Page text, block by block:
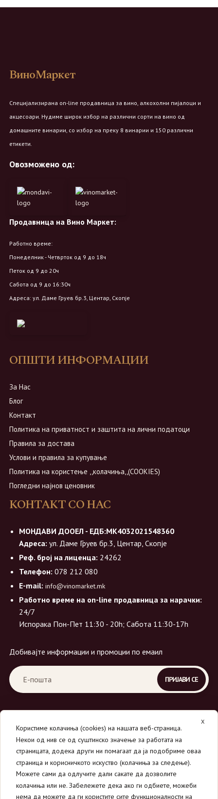
ВиноМаркет
Специјализирана on-line продавница за вино, алкохолни пијалоци и
акцесоари. Нудиме широк избор на различни сорти на вино од
домашните винарии, со избор на преку 8 винарии и 150 различни
етикети.
Овозможено од:
Продавница на Вино Маркет:
Работно време:
Понеделник - Четврток од 9 до 18ч
Петок од 9 до 20ч
Сабота од 9 до 16:30ч
Адреса: ул. Даме Груев бр.3, Центар, Скопје
ОПШТИ ИНФОРМАЦИИ
За Нас
Блог
Контакт
Политика на приватност и заштита на лични податоци
Правила за достава
Услови и правила за купување
Политика на користење ,,колачиња,,(COOKIES)
Погледни најнов ценовник
КОНТАКТ СО НАС
МОНДАВИ ДООЕЛ - ЕДБ:МК4032021548360
Адреса: ул. Даме Груев бр.3, Центар, Скопје
Реф. број на лиценца: 24262
Телефон: 078 212 080
E-mail: info@vinomarket.mk
Работно време на on-line продавница за нарачки:
24/7
Испорака Пон-Пет 11:30 - 20h; Сабота 11:30-17h
Добивајте информации и промоции по емаил
© 2026Вино Маркет - МОНДАВИ ДООЕЛ.
Сите права се задржани.
X
Користиме колачиња (cookies) на нашата веб-страница.
Некои од нив се од суштинско значење за работата на
страницата, додека други ни помагаат да ја подобриме оваа
страница и корисничкото искуство (колачиња за следење).
Можете сами да одлучите дали сакате да дозволите
колачиња или не. Забележете дека ако ги одбиете, можеби
нема да можете да ги користите сите функционалности на